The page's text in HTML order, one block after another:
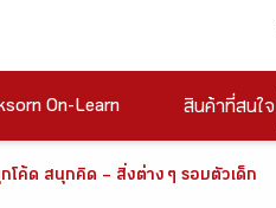
On-Learn สินค้าที่สนใจ
โค้ด สนุกคิด – สิ่งต่าง ๆ รอบตัวเด็ก